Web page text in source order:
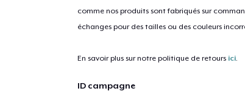
comme nos produits sont fabriqués sur
échanges pour des tailles ou des couleurs
En savoir plus sur notre politique de retours ici.
ID campagne